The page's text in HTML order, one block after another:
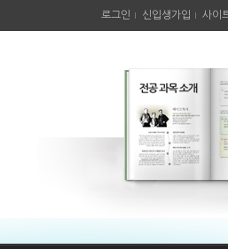
로그인 신입생가입 사이